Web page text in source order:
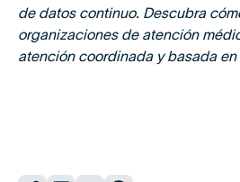
de datos continuo. Descubra
organizaciones de atención
atención coordinada y basada en